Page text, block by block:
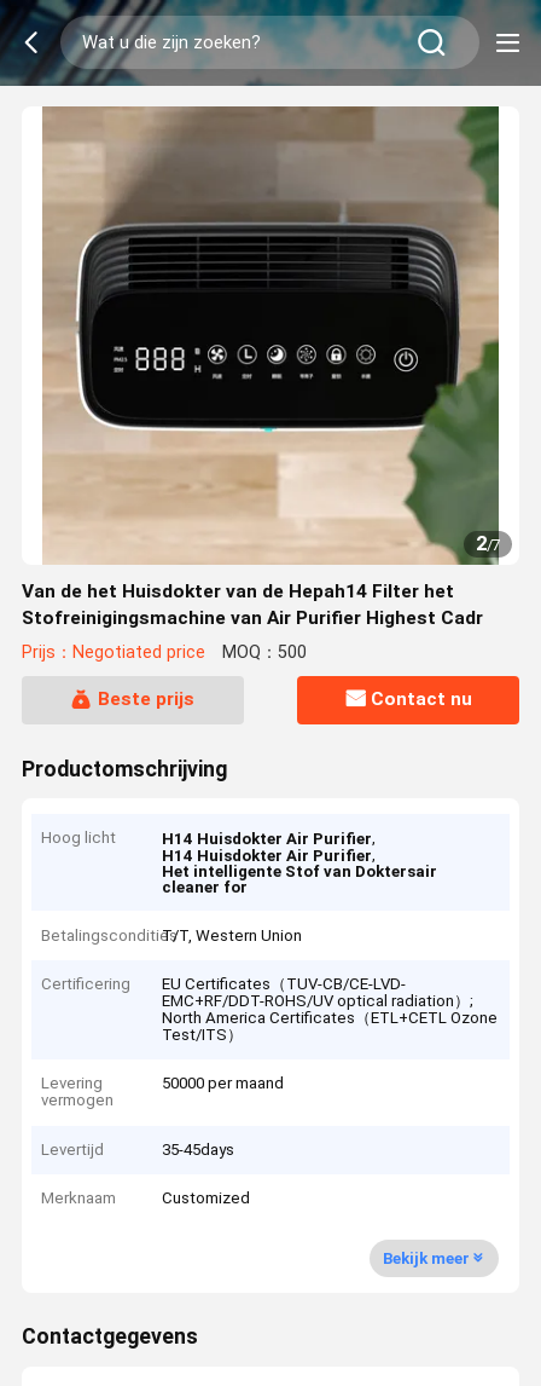
2/7
Van de het Huisdokter van de Hepah14 Filter het
Stofreinigingsmachine van Air Purifier Highest Cadr
Prijs：Negotiated price MOQ：500
Beste prijs Contact nu
Productomschrijving
Hoog licht H14 Huisdokter Air Purifier,
H14 Huisdokter Air Purifier,
Het intelligente Stof van Doktersair
cleaner for
BetalingsconditiesT/T, Western Union
Certificering
EU Certificates（TUV-CB/CE-LVD-
EMC+RF/DDT-ROHS/UV optical radiation）;
North America Certificates（ETL+CETL Ozone
Test/ITS）
Levering
vermogen
50000 per maand
Levertijd 35-45days
Merknaam Customized
Bekijk meer
Contactgegevens